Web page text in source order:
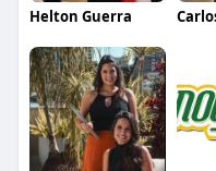
Helton Guerra